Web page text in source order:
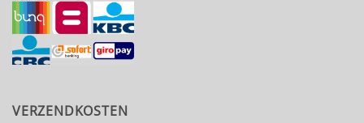
VERZENDKOSTEN